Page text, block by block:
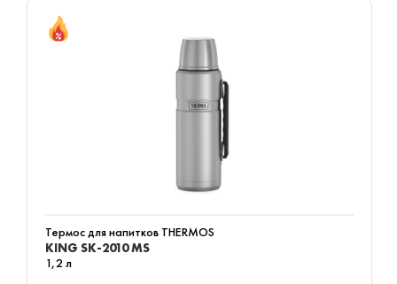
Термос для напитков THERMOS
KING SK-2010 MS
1,2 л